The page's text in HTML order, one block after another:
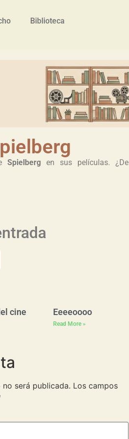
Biblioteca
Spielberg en sus películas. ¿De
cine
Eeeeoooo
Read More »
será publicada. Los campos